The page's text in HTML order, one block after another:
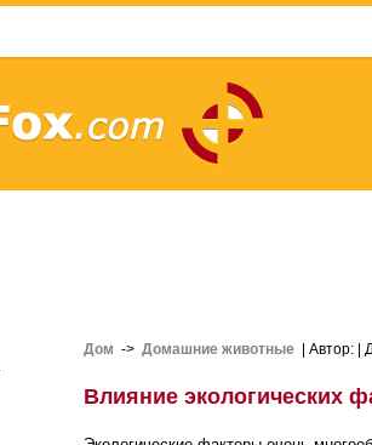
Дом -> Домашние животные | Автор: |
Влияние экологических